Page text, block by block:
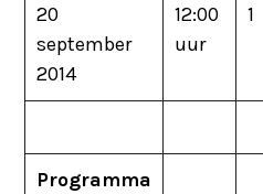
20
september
2014
12:00
uur
1
Programma